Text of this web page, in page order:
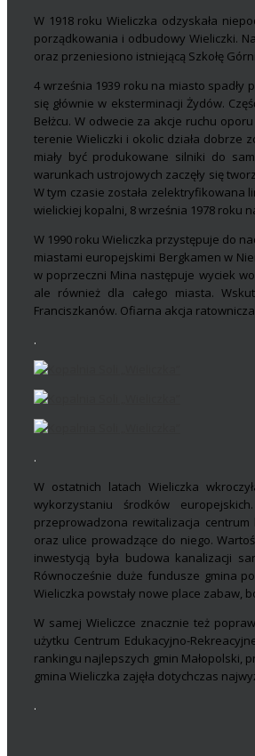
W 1918 roku Wieliczka odzyskała
porządkowania i odbudowy Wieliczki.
oraz przeniesiono istniejącą Szkołę
4 września 1939 roku na miasto spadły
się głównie w eksterminacji Żydów.
Bełżcu. W odwecie za akcje ruchu
terenie Wieliczki i okolic działa dobrze
miały być produkowane silniki do
warunkach ustrojowych zaczęły się
W tym czasie została zelektryfikowana
wielickiej kopalni, 8 września 1978 roku
W 1990 roku Wieliczka przystępuje do
miastami europejskimi Bergkamen w
w poprzeczni Mina następuje wyciek
ale również dla całego miasta.
Franciszkanów. Ofiarna akcja
.
.
W ostatnich latach Wieliczka
wykorzystaniu środków
przeprowadzona rewitalizacja centrum
oraz ulice prowadzące do niego.
inwestycją była budowa kanalizacji
Równocześnie duże fundusze gmina
Wieliczka powstały nowe place zabaw,
W samej Wieliczce znacznie też
użytku Centrum Edukacyjno-
rankingu najlepszych gmin Małopolski,
gmina Wieliczka zajęła dotychczas
.